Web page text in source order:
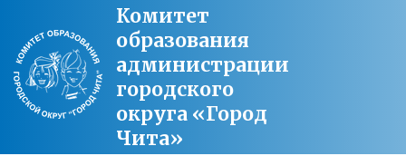
Комитет
образования
администрации
городского
округа «Город
Чита»